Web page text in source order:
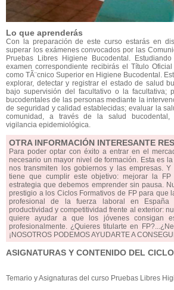
Lo que aprenderás
Con la preparación de este curso estarás en
superar los exámenes convocados por las
Pruebas Libres Higiene Bucodental.
examen correspondiente recibirás el Título
como TÃ¨cnico Superior en Higiene Bucodental.
explorar, detectar y registrar el estado de salud
bajo supervisión del facultativo o la facultativa;
bucodentales de las personas mediante la
de seguridad y calidad establecidas; evaluar la
comunidad, a través de la salud bucodental,
vigilancia epidemiológica.
OTRA INFORMACIÓN INTERESANTE
Para poder optar con éxito a entrar en el
necesario un mayor nivel de formación. Esta es
nos transmiten los gobiernos y las empresas. Y
tiene que cumplir este objetivo: mejorar la
estrategia que debemos emprender sin pausa.
prestigio a los Ciclos Formativos de FP para que
profesional de la fuerza laboral en España
productividad y competitividad frente al exterior:
quiere ayudar a que los jóvenes consigan
profesionalmente. ¿Quieres titularte en
¡NOSOTROS PODEMOS AYUDARTE A
ASIGNATURAS Y CONTENIDO DEL
Temario y Asignaturas del curso Pruebas Libres